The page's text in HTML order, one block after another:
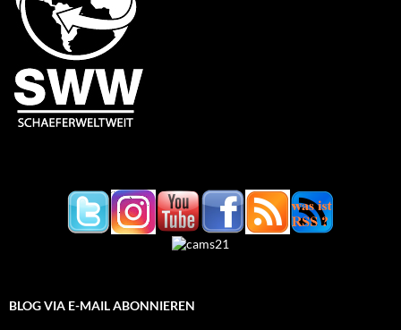
BLOG VIA E-MAIL ABONNIEREN